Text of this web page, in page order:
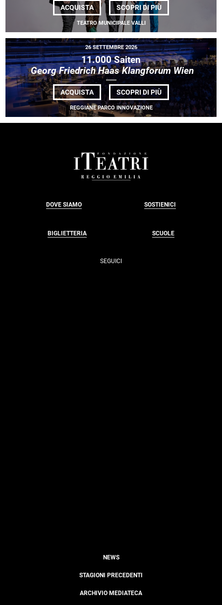
ACQUISTA SCOPRI DI PIÙDI
EINSTÜRZENDE
FESTIVAL</EM>
TEATRO MUNICIPALE VALLI
26 SETTEMBRE 2026
11.000 Saiten
Georg Friedrich Haas Klangforum Wien
ACQUISTA SCOPRI DI PIÙDI
11.000
SAITEN<BR>
FRIEDRICH
HAAS
REGGIANE PARCO INNOVAZIONE
DOVE SIAMO SOSTIENICI
BIGLIETTERIA SCUOLE
SEGUICI
NEWS
STAGIONI PRECEDENTI
ARCHIVIO MEDIATECA